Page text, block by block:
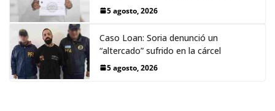
5 agosto, 2026
Caso Loan: Soria denunció un
“altercado” sufrido en la cárcel
5 agosto, 2026